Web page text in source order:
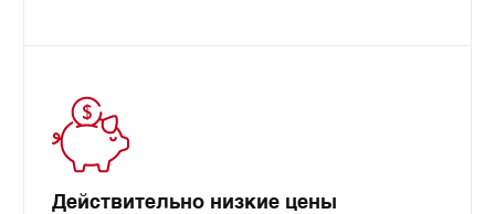
Действительно низкие цены